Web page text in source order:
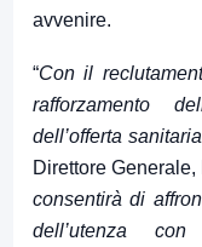
avvenire.
“Con il
rafforzamento
dell’offerta
Direttore
consentirà di
dell’utenza